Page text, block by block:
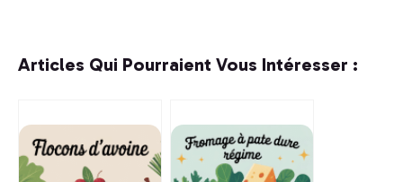
Articles Qui Pourraient Vous Intéresser :